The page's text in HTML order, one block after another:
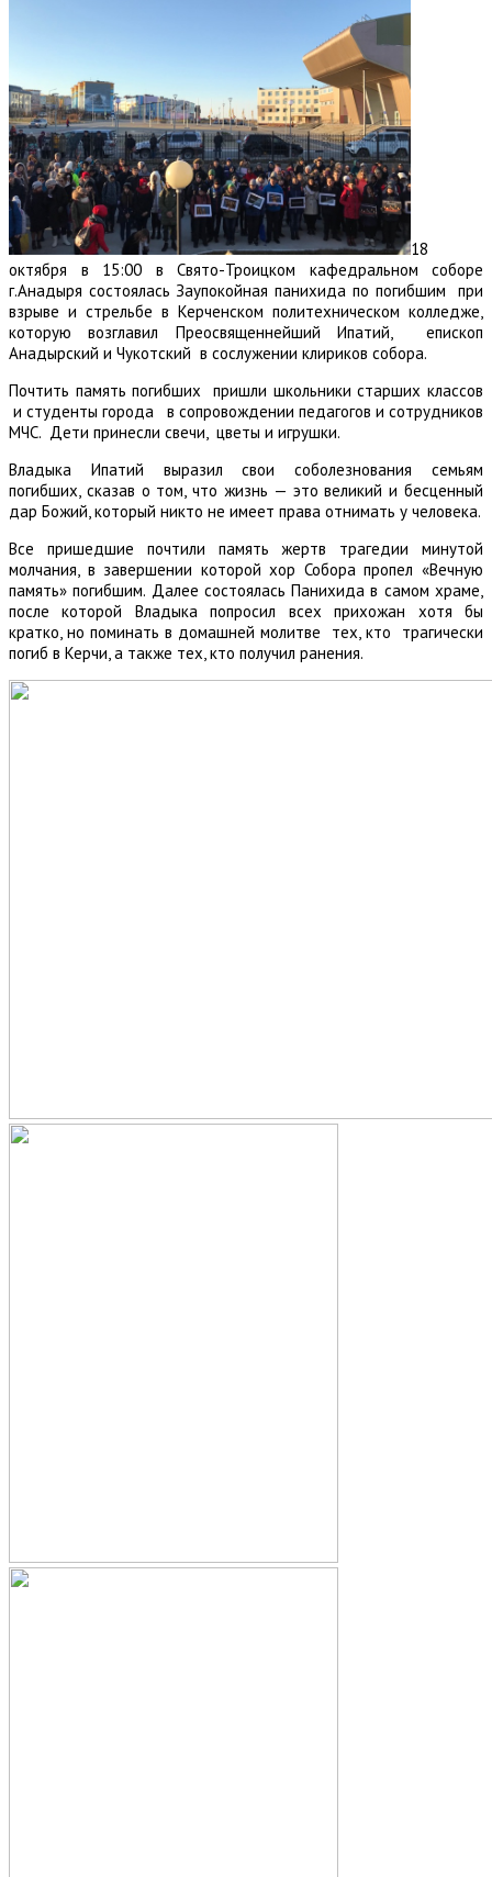
18
октября в 15:00 в Свято-Троицком кафедральном соборе
г.Анадыря состоялась Заупокойная панихида по погибшим при
взрыве и стрельбе в Керченском политехническом колледже,
которую возглавил Преосвященнейший Ипатий, епископ
Анадырский и Чукотский в сослужении клириков собора.
Почтить память погибших пришли школьники старших классов
и студенты города в сопровождении педагогов и сотрудников
МЧС. Дети принесли свечи, цветы и игрушки.
Владыка Ипатий выразил свои соболезнования семьям
погибших, сказав о том, что жизнь — это великий и бесценный
дар Божий, который никто не имеет права отнимать у человека.
Все пришедшие почтили память жертв трагедии минутой
молчания, в завершении которой хор Собора пропел «Вечную
память» погибшим. Далее состоялась Панихида в самом храме,
после которой Владыка попросил всех прихожан хотя бы
кратко, но поминать в домашней молитве тех, кто трагически
погиб в Керчи, а также тех, кто получил ранения.